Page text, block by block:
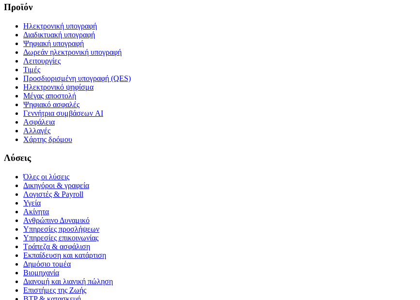
Προϊόν
Ηλεκτρονική υπογραφή
Διαδικτυακή υπογραφή
Ψηφιακή υπογραφή
Δωρεάν ηλεκτρονική υπογραφή
Λειτουργίες
Τιμές
Προσδιορισμένη υπογραφή (QES)
Ηλεκτρονικό ψηφίσμα
Μέγας αποστολή
Ψηφιακό ασφαλές
Γεννήτρια συμβάσεων AI
Ασφάλεια
Αλλαγές
Χάρτης δρόμου
Λύσεις
Όλες οι λύσεις
Δικηγόροι & γραφεία
Λογιστές & Payroll
Υγεία
Ακίνητα
Ανθρώπινο Δυναμικό
Υπηρεσίες προσλήψεων
Υπηρεσίες επικοινωνίας
Τράπεζα & ασφάλιση
Εκπαίδευση και κατάρτιση
Δημόσιο τομέα
Βιομηχανία
Διανομή και λιανική πώληση
Επιστήμες της Ζωής